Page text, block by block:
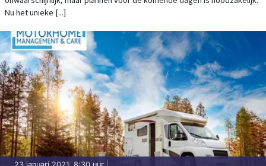
ONDERWEG
Nu het unieke [...]